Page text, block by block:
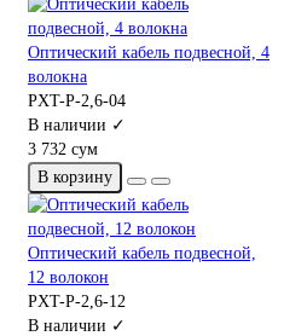
Оптический кабель подвесной, 4
волокна
PXT-P-2,6-04
В наличии ✓
3 732 сум
В корзину
Оптический кабель подвесной,
12 волокон
PXT-P-2,6-12
В наличии ✓